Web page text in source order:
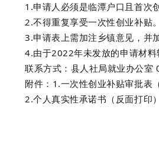
1.申请人必须是临潭户口且首次创
2.不得重复享受一次性创业补贴。
3.申请表上需加注乡镇意见，并
4.由于2022年未发放的申请材料
联系方式：县人社局就业办公
附件：1.一次性创业补贴审批表
2.个人真实性承诺书（反面打印）